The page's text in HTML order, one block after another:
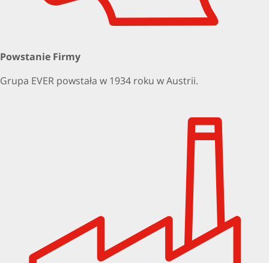
Powstanie Firmy
Grupa EVER powstała w 1934 roku w Austrii.